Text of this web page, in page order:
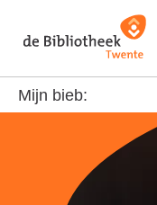
direct
content
direct
footer
naar
de
homepagina
Mijn bieb: